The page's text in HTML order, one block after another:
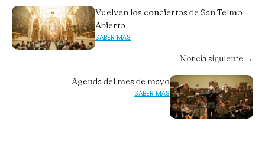
Vuelven los conciertos de San Telmo
Abierto
SABER MÁS
Noticia siguiente →
Agenda del mes de mayo
SABER MÁS